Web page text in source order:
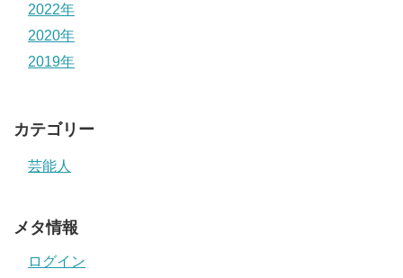
2022年
2020年
2019年
カテゴリー
芸能人
メタ情報
ログイン